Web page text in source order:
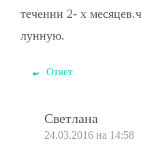
течении 2- х
лунную.
Ответ
Светлана
24.03.2016 на 14:58